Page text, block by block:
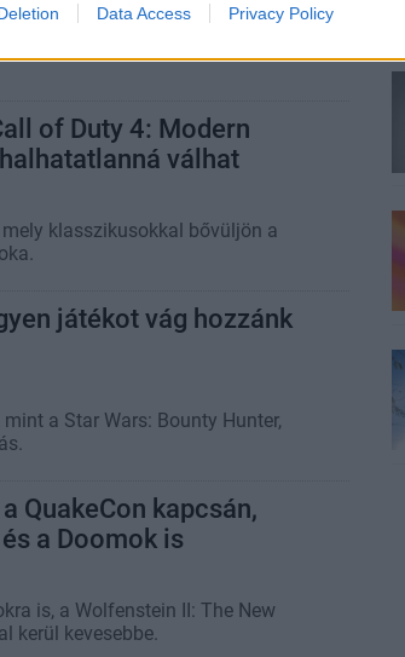
Data Access Privacy Policy
of Duty 4: Modern
válhat
klasszikusokkal bővüljön a
játékot vág hozzánk
a Star Wars: Bounty Hunter,
QuakeCon kapcsán,
a Doomok is
is, a Wolfenstein II: The New
kerül kevesebbe.